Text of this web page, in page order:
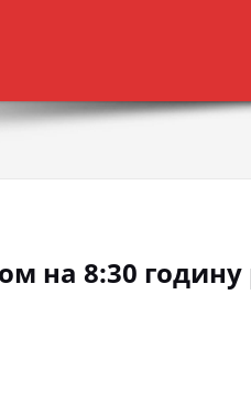
на 8:30 годину